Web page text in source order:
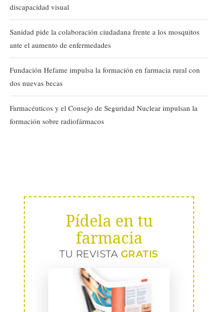
discapacidad visual
Sanidad pide la colaboración ciudadana frente a los mosquitos
ante el aumento de enfermedades
Fundación Hefame impulsa la formación en farmacia rural con
dos nuevas becas
Farmacéuticos y el Consejo de Seguridad Nuclear impulsan la
formación sobre radiofármacos
Pídela en tu
farmacia
TU REVISTA GRATIS